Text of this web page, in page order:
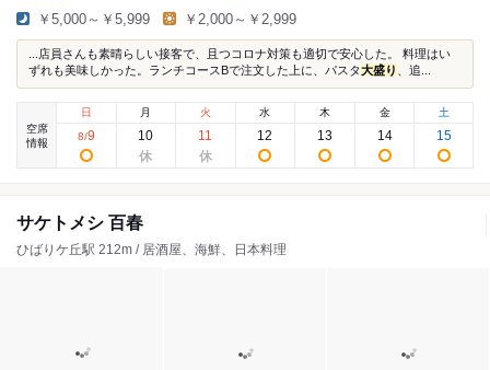
￥5,000～￥5,999 ￥2,000～￥2,999
...店員さんも素晴らしい接客で、且つコロナ対策も適切で安心した。 料理はい
ずれも美味しかった。ランチコースBで注文した上に、パスタ大盛り 、追...
空席
情報
日
8/9
月
10
火
11
水
12
木
13
金
14
土
15
サケトメシ 百春
ひばりケ丘駅 212m / 居酒屋、海鮮、日本料理